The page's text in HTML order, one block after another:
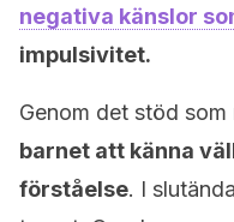
negativa känslor
impulsivitet.
Genom det stöd
barnet att känna
förståelse. I